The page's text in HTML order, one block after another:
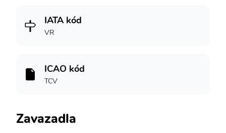
IATA kód
VR
ICAO kód
TCV
Zavazadla